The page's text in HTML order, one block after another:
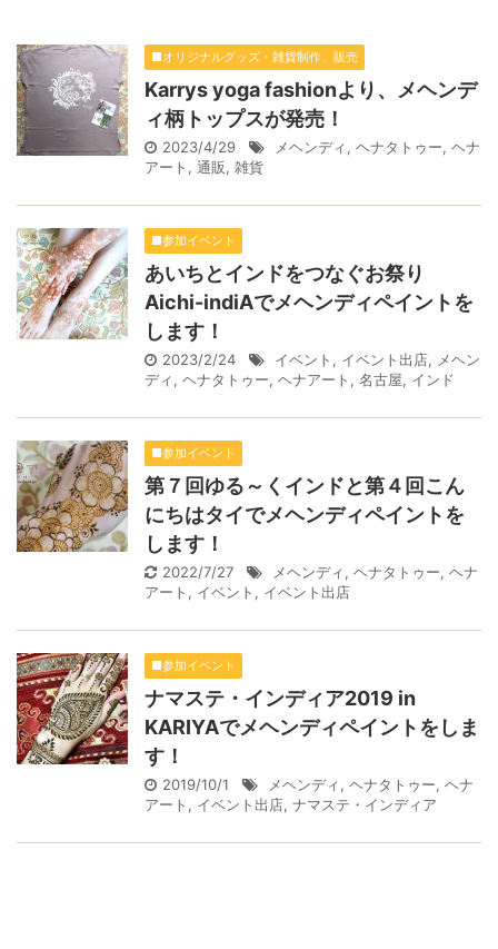
■オリジナルグッズ・雑貨制作、販売
Karrys yoga fashionより、メヘンデ
ィ柄トップスが発売！
2023/4/29 メヘンディ, ヘナタトゥー, ヘナ
アート , 通販, 雑貨
■参加イベント
あいちとインドをつなぐお祭り
Aichi-indiAでメヘンディペイントを
します！
2023/2/24 イベント , イベント出店, メヘン
ディ, ヘナタトゥー, ヘナアート , 名古屋, インド
■参加イベント
第７回ゆる～くインドと第４回こん
にちはタイでメヘンディペイントを
します！
2022/7/27 メヘンディ, ヘナタトゥー, ヘナ
アート , イベント , イベント出店
■参加イベント
ナマステ・インディア2019 in
KARIYAでメヘンディペイントをしま
す！
2019/10/1 メヘンディ, ヘナタトゥー, ヘナ
アート , イベント出店, ナマステ・インディア